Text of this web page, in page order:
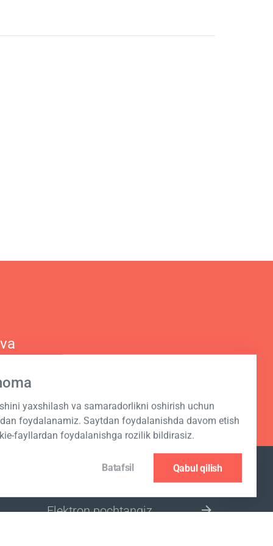
yaxshilash va samaradorlikni oshirish uchun
foydalanamiz. Saytdan foydalanishda davom etish
fayllardan foydalanishga rozilik bildirasiz.
Batafsil Qabul qilish
JO‘NATMAGA OBUNA BO‘LISH